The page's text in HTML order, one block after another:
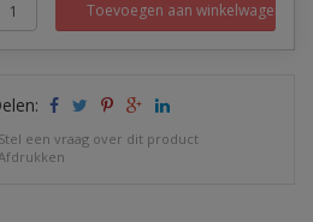
Toevoegen aan winkelwagen
Stel een vraag over dit product